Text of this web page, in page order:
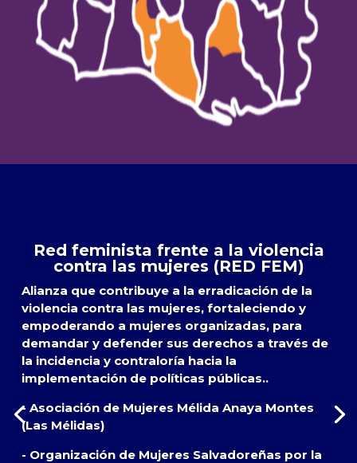
Red feminista frente a la violencia
contra las mujeres (RED FEM)
Alianza que contribuye a la erradicación de la
violencia contra las mujeres, fortaleciendo y
empoderando a mujeres organizadas, para
demandar y defender sus derechos a través de
la incidencia y contraloría hacia la
implementación de políticas públicas..
- Asociación de Mujeres Mélida Anaya Montes
(Las Mélidas)
- Organización de Mujeres Salvadoreñas por la